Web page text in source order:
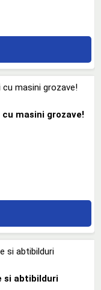
masini grozave!
si abtibilduri